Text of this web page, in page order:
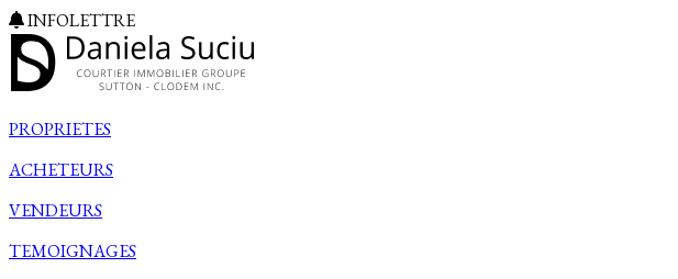
INFOLETTRE
PROPRIETES
ACHETEURS
VENDEURS
TEMOIGNAGES